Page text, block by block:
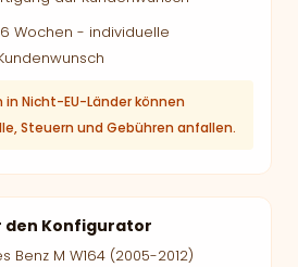
Wochen - individuelle
in Nicht-EU-Länder können
Steuern und Gebühren anfallen.
den Konfigurator
Benz M W164 (2005-2012)